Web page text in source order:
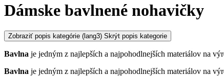
Dámske bavlnené nohavičky
Zobraziť popis kategórie (lang3) Skrýt popis kategorie
Bavlna je jedným z najlepších a najpohodlnejších materiálov na
Bavlna je jedným z najlepších a najpohodlnejších materiálov na